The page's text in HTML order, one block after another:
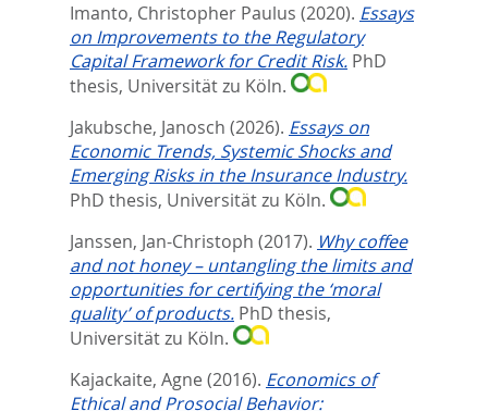
Imanto, Christopher Paulus (2020). Essays
on Improvements to the Regulatory
Capital Framework for Credit Risk. PhD
thesis, Universität zu Köln.
Jakubsche, Janosch (2026). Essays on
Economic Trends, Systemic Shocks and
Emerging Risks in the Insurance Industry.
PhD thesis, Universität zu Köln.
Janssen, Jan-Christoph (2017). Why coffee
and not honey – untangling the limits and
opportunities for certifying the ‘moral
quality’ of products. PhD thesis,
Universität zu Köln.
Kajackaite, Agne (2016). Economics of
Ethical and Prosocial Behavior: